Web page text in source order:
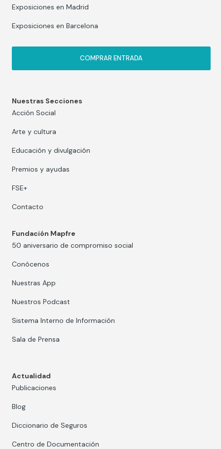
Exposiciones en Madrid
Exposiciones en Barcelona
COMPRAR ENTRADA
Nuestras Secciones
Acción Social
Arte y cultura
Educación y divulgación
Premios y ayudas
FSE+
Contacto
Fundación Mapfre
50 aniversario de compromiso social
Conócenos
Nuestras App
Nuestros Podcast
Sistema Interno de Información
Sala de Prensa
Actualidad
Publicaciones
Blog
Diccionario de Seguros
Centro de Documentación